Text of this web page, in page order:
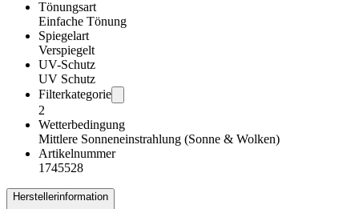
Tönungsart
Einfache Tönung
Spiegelart
Verspiegelt
UV-Schutz
UV Schutz
Filterkategorie
2
Wetterbedingung
Mittlere Sonneneinstrahlung (Sonne & Wolken)
Artikelnummer
1745528
Herstellerinformation